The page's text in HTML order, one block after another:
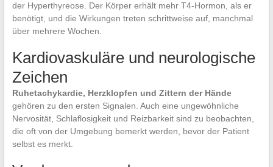
der Hyperthyreose. Der Körper erhält mehr T4-Hormon, als er
benötigt, und die Wirkungen treten schrittweise auf, manchmal
über mehrere Wochen.
Kardiovaskuläre und neurologische
Zeichen
Ruhetachykardie, Herzklopfen und Zittern der Hände
gehören zu den ersten Signalen. Auch eine ungewöhnliche
Nervosität, Schlaflosigkeit und Reizbarkeit sind zu beobachten,
die oft von der Umgebung bemerkt werden, bevor der Patient
selbst es merkt.